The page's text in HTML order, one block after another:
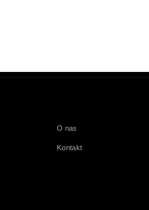
O nas
Kontakt